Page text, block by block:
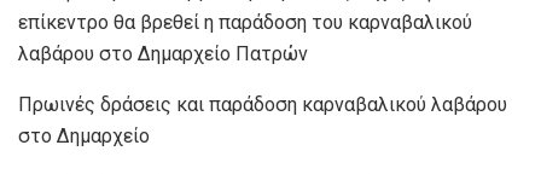
επίκεντρο θα βρεθεί η παράδοση του καρναβαλικού
λαβάρου στο Δημαρχείο Πατρών
Πρωινές δράσεις και παράδοση καρναβαλικού λαβάρου
στο Δημαρχείο